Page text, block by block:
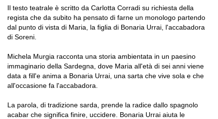
Il testo teatrale è scritto da Carlotta Corradi su richiesta della
regista che da subito ha pensato di farne un monologo partendo
dal punto di vista di Maria, la figlia di Bonaria Urrai, l'accabadora
di Soreni.
Michela Murgia racconta una storia ambientata in un paesino
immaginario della Sardegna, dove Maria all'età di sei anni viene
data a fill'e anima a Bonaria Urrai, una sarta che vive sola e che
all'occasione fa l'accabadora.
La parola, di tradizione sarda, prende la radice dallo spagnolo
acabar che significa finire, uccidere. Bonaria Urrai aiuta le